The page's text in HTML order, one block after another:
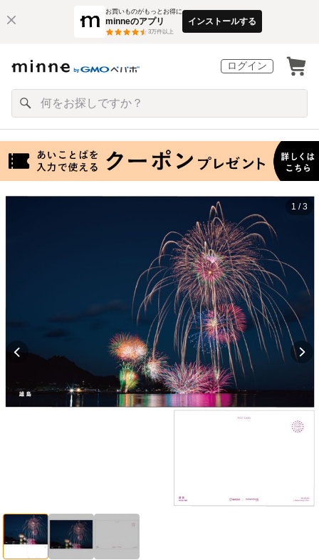
お買いものがもっとお得に
minneのアプリ
3万件以上
インストールする
ログイン
1 / 3